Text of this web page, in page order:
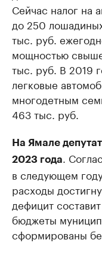
Сейчас налог на
до 250
тыс. руб.
мощностью
тыс. руб. В 2019
легковые
многодетным
463 тыс. руб.
На Ямале
2023 года
.
в следующем
расходы
дефицит
бюджеты
сформированы